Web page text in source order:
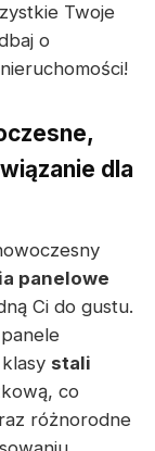
Twoje
o
dla
panelowe
Ci do gustu.
stali
co
różnorodne